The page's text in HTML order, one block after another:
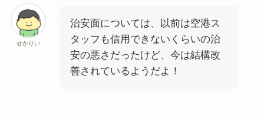
せかりい
治安面については、以前は空港ス
タッフも信用できないくらいの治
安の悪さだったけど、今は結構改
善されているようだよ！